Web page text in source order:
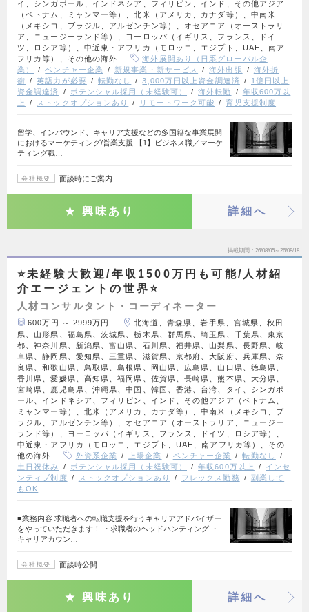
イ、シンガポール、インドネシア、フィリピン、インド、その他アジア
（ベトナム、ミャンマー等）、北米（アメリカ、カナダ等）、中南米
（メキシコ、ブラジル、アルゼンチン等）、オセアニア（オーストラリ
ア、ニュージーランド等）、ヨーロッパ（イギリス、フランス、ドイ
ツ、ロシア等）、中近東・アフリカ（モロッコ、エジプト、UAE、南ア
フリカ等）、その他の海外
海外展開あり（日系グローバル企
業）
ベンチャー企業 新規事業・新サービス 海外出張
海外折
衝
英語力が必要 転勤なし 3,000万円以上資金調達済
1億円以上
資金調達済
ポテンシャル採用（未経験可） 海外転勤
年収600万以
上
ストックオプションあり リモートワーク可能 育児支援制度
留学、インバウンド、キャリア支援などの多国籍な事業展開
におけるマーケティング/営業支援 【1】ビジネス職／マーケ
ティング職…
会社概要 面談時にご案内
興味あり 詳細へ
掲載期間 26/08/05～26/08/18
⭐未経験大歓迎/年収1500万円も可能/人材紹
介エージェントの世界⭐
人材コンサルタント・コーディネーター
600万円 ～ 2999万円
北海道、青森県、岩手県、宮城県、秋田
県、山形県、福島県、茨城県、栃木県、群馬県、埼玉県、千葉県、東京
都、神奈川県、新潟県、富山県、石川県、福井県、山梨県、長野県、岐
阜県、静岡県、愛知県、三重県、滋賀県、京都府、大阪府、兵庫県、奈
良県、和歌山県、鳥取県、島根県、岡山県、広島県、山口県、徳島県、
香川県、愛媛県、高知県、福岡県、佐賀県、長崎県、熊本県、大分県、
宮崎県、鹿児島県、沖縄県、中国、韓国、香港、台湾、タイ、シンガポ
ール、インドネシア、フィリピン、インド、その他アジア（ベトナム、
ミャンマー等）、北米（アメリカ、カナダ等）、中南米（メキシコ、ブ
ラジル、アルゼンチン等）、オセアニア（オーストラリア、ニュージー
ランド等）、ヨーロッパ（イギリス、フランス、ドイツ、ロシア等）、
中近東・アフリカ（モロッコ、エジプト、UAE、南アフリカ等）、その
他の海外
外資系企業 上場企業 ベンチャー企業
転勤なし
土日祝休み
ポテンシャル採用（未経験可） 年収600万以上
インセ
ンティブ制度
ストックオプションあり フレックス勤務
副業して
もOK
■業務内容 求職者への転職支援を行うキャリアアドバイザー
をやっていただきます！ ・求職者のヘッドハンティング ・
キャリアカウン…
会社概要 面談時公開
興味あり 詳細へ